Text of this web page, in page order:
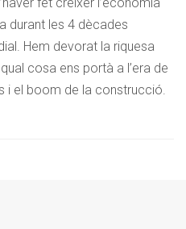
durant les 4 dècades
Hem devorat la riquesa
cosa ens portà a l’era de
i el boom de la construcció.